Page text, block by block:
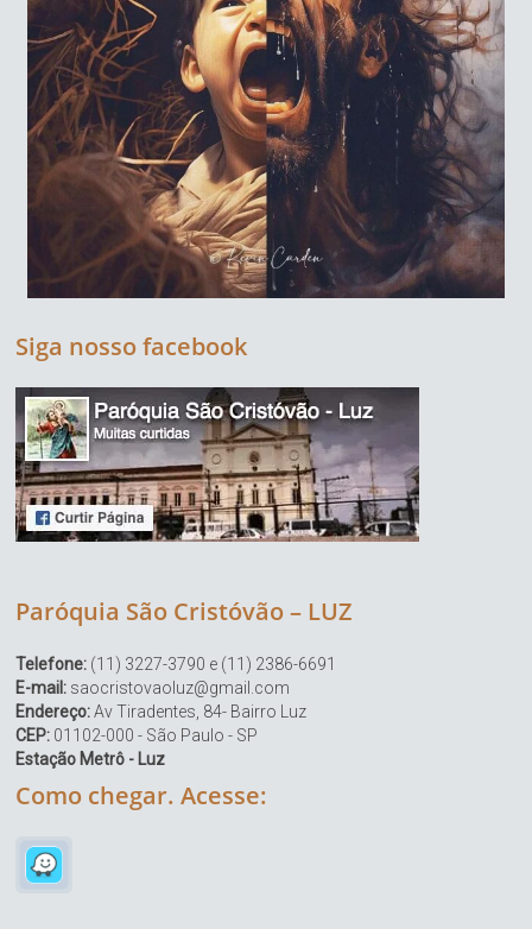
Siga nosso facebook
Paróquia São Cristóvão – LUZ
Telefone: (11) 3227-3790 e (11) 2386-6691
E-mail: saocristovaoluz@gmail.com
Endereço:Av Tiradentes, 84- Bairro Luz
CEP: 01102-000 - São Paulo - SP
Estação Metrô - Luz
Como chegar. Acesse: